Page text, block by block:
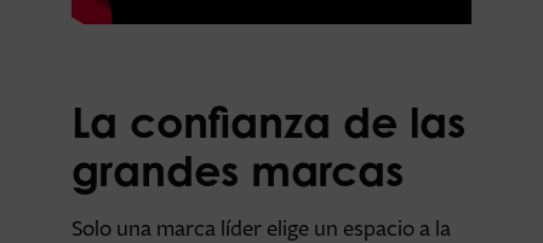
La confianza de las
grandes marcas
Solo una marca líder elige un espacio a la